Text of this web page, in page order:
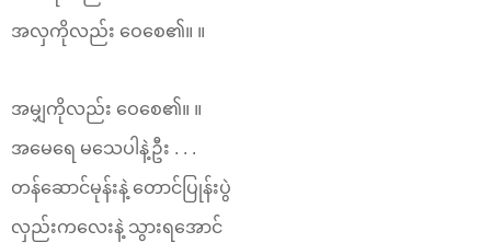
အလှကိုလည်း ဝေစေ၏။ ။
အမျှကိုလည်း ဝေစေ၏။ ။
အမေရေ မသေပါနဲ့ဦး . . .
တန်ဆောင်မုန်းနဲ့ တောင်ပြုန်းပွဲ
လှည်းကလေးနဲ့ သွားရအောင်